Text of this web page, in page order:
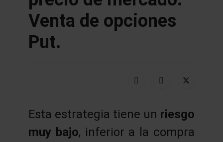
Venta de opciones
Put.
Esta estrategia tiene un riesgo
muy bajo, inferior a la compra